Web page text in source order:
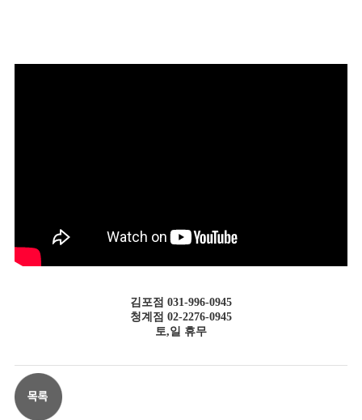
김포점 031-996-0945
청계점 02-2276-0945
토,일 휴무